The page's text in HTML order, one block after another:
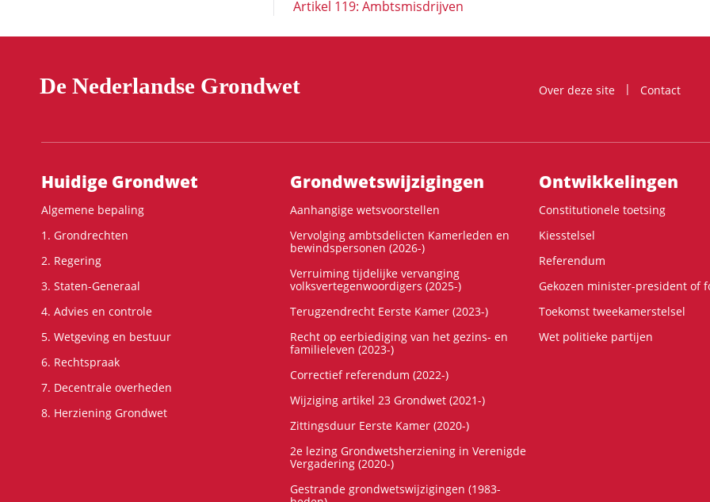
Artikel 119: Ambtsmisdrijven
De Nederlandse Grondwet Over deze site
Contact
Hoofdnavigatie
Huidige Grondwet
Algemene bepaling
1. Grondrechten
2. Regering
3. Staten-Generaal
4. Advies en controle
5. Wetgeving en bestuur
6. Rechtspraak
7. Decentrale overheden
8. Herziening Grondwet
Grondwets­wijzigingen
Aanhangige wetsvoorstellen
Vervolging ambtsdelicten Kamerleden en
bewindspersonen (2026-)
Verruiming tijdelijke vervanging
volksvertegenwoordigers (2025-)
Terugzendrecht Eerste Kamer (2023-)
Recht op eerbiediging van het gezins- en
familieleven (2023-)
Correctief referendum (2022-)
Wijziging artikel 23 Grondwet (2021-)
Zittingsduur Eerste Kamer (2020-)
2e lezing Grondwetsherziening in Verenigde
Vergadering (2020-)
Gestrande grondwetswijzigingen (1983-
Ontwikke­lingen
Constitutionele toetsing
Kiesstelsel
Referendum
Gekozen minister-president of
Toekomst tweekamerstelsel
Wet politieke partijen